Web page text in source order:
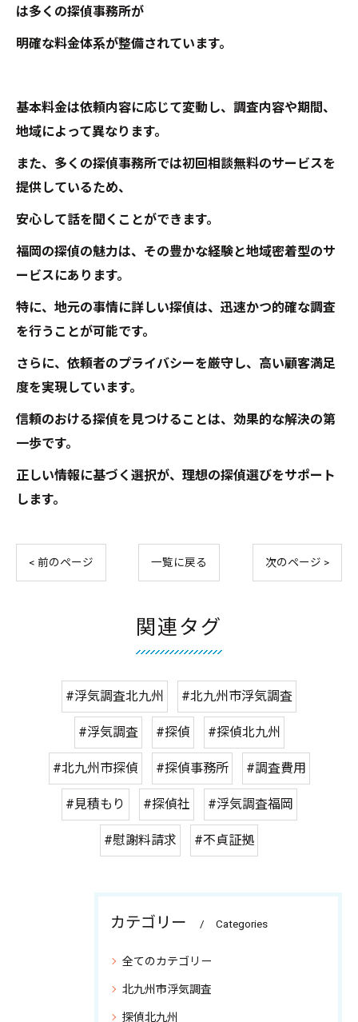
は多くの探偵事務所が
明確な料金体系が整備されています。
基本料金は依頼内容に応じて変動し、調査内容や期間、
地域によって異なります。
また、多くの探偵事務所では初回相談無料のサービスを
提供しているため、
安心して話を聞くことができます。
福岡の探偵の魅力は、その豊かな経験と地域密着型のサ
ービスにあります。
特に、地元の事情に詳しい探偵は、迅速かつ的確な調査
を行うことが可能です。
さらに、依頼者のプライバシーを厳守し、高い顧客満足
度を実現しています。
信頼のおける探偵を見つけることは、効果的な解決の第
一歩です。
正しい情報に基づく選択が、理想の探偵選びをサポート
します。
< 前のページ 一覧に戻る 次のページ >
関連タグ
#浮気調査北九州 #北九州市浮気調査
#浮気調査 #探偵 #探偵北九州
#北九州市探偵 #探偵事務所 #調査費用
#見積もり #探偵社 #浮気調査福岡
#慰謝料請求 #不貞証拠
カテゴリー Categories
全てのカテゴリー
北九州市浮気調査
探偵北九州